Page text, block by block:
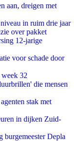
aan, dreigen met
in ruim drie jaar
over pakket
12-jarige
voor schade door
32
die mensen
stak met
in dijken Zuid-
burgemeester Depla